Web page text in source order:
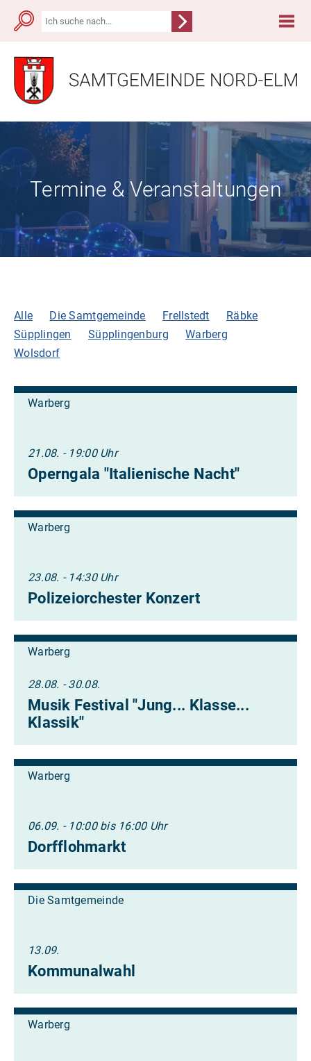
Termine & Veranstaltungen
Alle Die Samtgemeinde Frellstedt
Räbke
Süpplingen
Süpplingenburg
Warberg
Wolsdorf
Warberg
21.08. - 19:00 Uhr
Operngala "Italienische Nacht"
Warberg
23.08. - 14:30 Uhr
Polizeiorchester Konzert
Warberg
28.08. - 30.08.
Musik Festival "Jung... Klasse...
Klassik"
Warberg
06.09. - 10:00 bis 16:00 Uhr
Dorfflohmarkt
Die Samtgemeinde
13.09.
Kommunalwahl
Warberg